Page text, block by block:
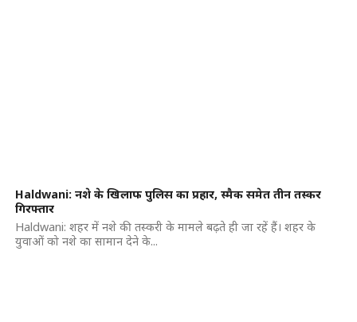
Haldwani: नशे के खिलाफ पुलिस का प्रहार, स्मैक समेत तीन तस्कर
गिरफ्तार
Haldwani: शहर में नशे की तस्करी के मामले बढ़ते ही जा रहें हैं। शहर के
युवाओं को नशे का सामान देने के...